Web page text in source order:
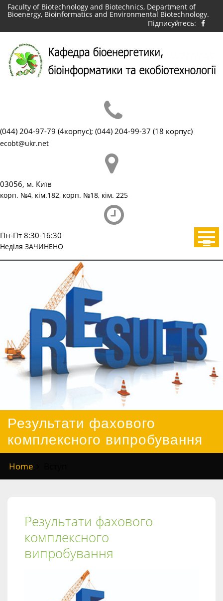
Skip
content
Faculty of Biotechnology and Biotechnics, Department of
Bioenergy, Bioinformatics and Environmental Biotechnology.
Підписуйтесь:
(044) 204-97-79 (4корпус); (044) 204-99-37 (18 корпус)
ecobt@ukr.net
03056, м. Київ
корп. №4, кім.182, корп. №18, кім. 225
Пн-Пт 8:30-16:30
Неділя ЗАЧИНЕНО
Результати фахового
комплексного випробування
Home
Результати фахового
комплексного
випробування